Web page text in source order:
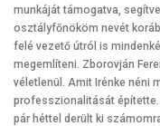
munkáját támogatva,
osztályfőnököm nevét
felé vezető útról is
megemlíteni. Zborovján
véletlenül. Amit Irénke néni
professzionalitását
pár héttel derült ki